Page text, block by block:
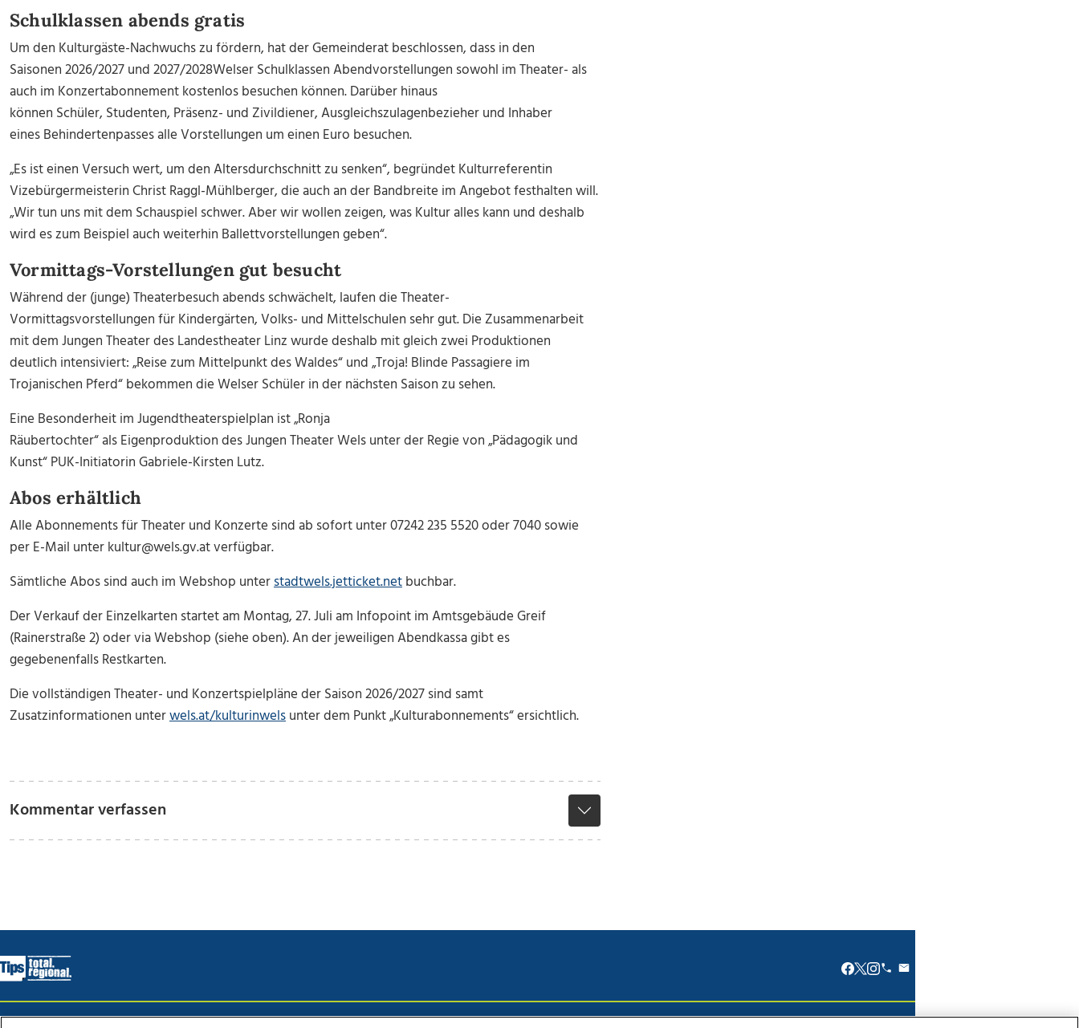
Schulklassen abends gratis
Um den Kulturgäste-Nachwuchs zu fördern, hat der Gemeinderat beschlossen, dass in den
Saisonen2026/2027und2027/2028WelserSchulklassenAbendvorstellungen sowohl im Theater- als
auch im Konzertabonnementkostenlosbesuchen können. Darüber hinaus
können Schüler, Studenten, Präsenz- und Zivildiener,Ausgleichszulagenbezieherund Inhaber
einesBehindertenpassesalle Vorstellungen umeinen Euro besuchen.
„Es ist einen Versuch wert, um den Altersdurchschnitt zu senken“, begründet Kulturreferentin
Vizebürgermeisterin Christ Raggl-Mühlberger, die auch an der Bandbreite im Angebot festhalten will.
„Wir tun uns mit dem Schauspiel schwer. Aber wir wollen zeigen, was Kultur alles kann und deshalb
wird es zum Beispiel auch weiterhin Ballettvorstellungen geben“.
Vormittags-Vorstellungen gut besucht
Während der (junge) Theaterbesuch abends schwächelt, laufen die Theater-
VormittagsvorstellungenfürKindergärten, Volks- und Mittelschulen sehr gut.Die Zusammenarbeit
mit demJungen TheaterdesLandestheater Linzwurde deshalb mit gleich zwei Produktionen
deutlich intensiviert: „Reise zum Mittelpunkt des Waldes“und„Troja! Blinde Passagiere im
Trojanischen Pferd“bekommen die Welser Schüler in der nächsten Saison zu sehen.
Eine Besonderheit im Jugendtheaterspielplan ist„Ronja
Räubertochter“alsEigenproduktiondesJungen Theater Wels unter der Regie von „Pädagogik und
Kunst“ PUK-Initiatorin Gabriele-Kirsten Lutz.
Abos erhältlich
Alle Abonnementsfür Theater und Konzerte sindab sofortunter07242 235 5520 oder 7040sowie
per E-Mail unterkultur@wels.gv.atverfügbar.
Sämtliche Abossind auch im Webshop unterstadtwels.jetticket.netbuchbar.
Der Verkauf derEinzelkarten startet am Montag, 27. Juliam Infopoint im Amtsgebäude Greif
(Rainerstraße 2) oder via Webshop (siehe oben). An der jeweiligenAbendkassagibt es
gegebenenfallsRestkarten.
Die vollständigenTheater- und Konzertspielpläneder Saison 2026/2027 sind samt
Zusatzinformationen unterwels.at/kulturinwelsunter dem Punkt „Kulturabonnements“ ersichtlich.
Kommentar verfassen